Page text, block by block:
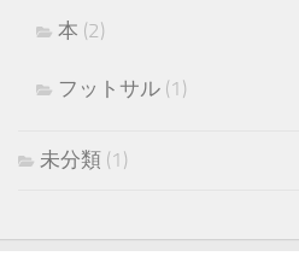
本 (2)
フットサル (1)
未分類 (1)